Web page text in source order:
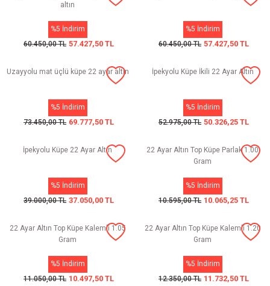
altın
%5 İndirim
60.450,00 TL 57.427,50 TL
%5 İndirim
60.450,00 TL 57.427,50 TL
Uzayyolu mat üçlü küpe 22 ayar altın
%5 İndirim
73.450,00 TL 69.777,50 TL
İpekyolu Küpe İkili 22 Ayar Altın
%5 İndirim
52.975,00 TL 50.326,25 TL
İpekyolu Küpe 22 Ayar Altın
%5 İndirim
39.000,00 TL 37.050,00 TL
22 Ayar Altın Top Küpe Parlak 1.00
Gram
%5 İndirim
10.595,00 TL 10.065,25 TL
22 Ayar Altın Top Küpe Kalemli 1.05
Gram
%5 İndirim
11.050,00 TL 10.497,50 TL
22 Ayar Altın Top Küpe Kalemli 1.20
Gram
%5 İndirim
12.350,00 TL 11.732,50 TL